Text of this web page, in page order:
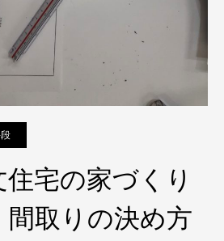
宅の家づくり
取りの決め方